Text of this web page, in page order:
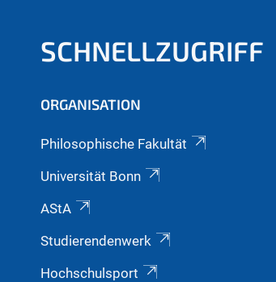
SCHNELLZUGRIFF
ORGANISATION
Philosophische Fakultät
Universität Bonn
AStA
Studierendenwerk
Hochschulsport